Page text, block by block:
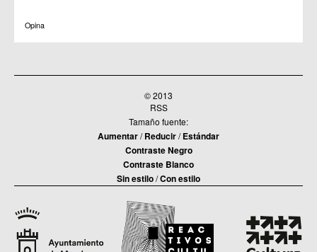
Opina
© 2013
RSS
Tamaño fuente:
Aumentar/Reducir/Estándar
Contraste Negro
Contraste Blanco
Sin estilo/Con estilo